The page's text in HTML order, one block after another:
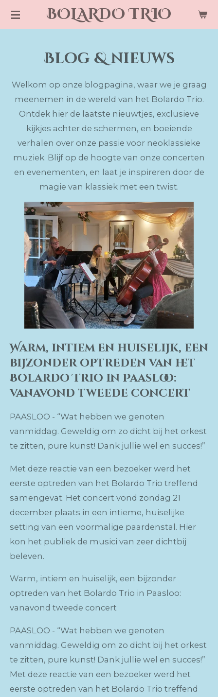
Ga
BOLARDOTRIO
Blog & nieuws
Welkom op onze blogpagina, waar we je graag
meenemen in de wereld van het Bolardo Trio.
Ontdek hier de laatste nieuwtjes, exclusieve
kijkjes achter de schermen, en boeiende
verhalen over onze passie voor neoklassieke
muziek. Blijf op de hoogte van onze concerten
en evenementen, en laat je inspireren door de
magie van klassiek met een twist.
Warm, intiem en huiselijk, een
bijzonder optreden van het
Bolardo Trio in Paasloo:
vanavond tweede concert
PAASLOO - “Wat hebben we genoten
vanmiddag. Geweldig om zo dicht bij het orkest
te zitten, pure kunst! Dank jullie wel en succes!”
Met deze reactie van een bezoeker werd het
eerste optreden van het Bolardo Trio treffend
samengevat. Het concert vond zondag 21
december plaats in een intieme, huiselijke
setting van een voormalige paardenstal. Hier
kon het publiek de musici van zeer dichtbij
beleven.
Warm, intiem en huiselijk, een bijzonder
optreden van het Bolardo Trio in Paasloo:
vanavond tweede concert
PAASLOO - “Wat hebben we genoten
vanmiddag. Geweldig om zo dicht bij het orkest
te zitten, pure kunst! Dank jullie wel en succes!”
Met deze reactie van een bezoeker werd het
eerste optreden van het Bolardo Trio treffend